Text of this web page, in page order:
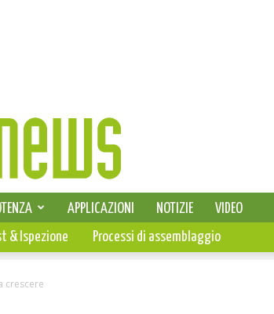
DI ELETTRONICA
APPLICAZIONI NOTIZIE
VIDEO
& Ispezione Processi di assemblaggio
crescere